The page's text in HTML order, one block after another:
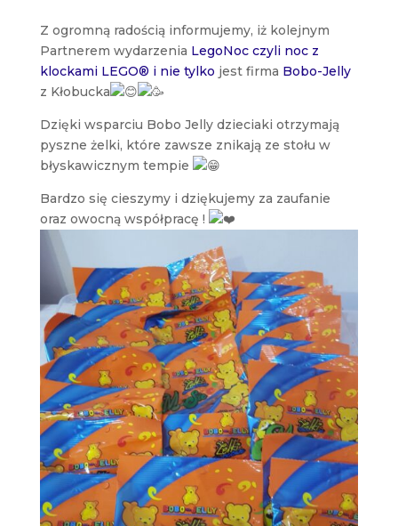
Z ogromną radością informujemy, iż kolejnym
Partnerem wydarzenia LegoNoc czyli noc z
klockami LEGO® i nie tylko jest firma Bobo-Jelly
z Kłobucka
Dzięki wsparciu Bobo Jelly dzieciaki otrzymają
pyszne żelki, które zawsze znikają ze stołu w
błyskawicznym tempie
Bardzo się cieszymy i dziękujemy za zaufanie
oraz owocną współpracę !